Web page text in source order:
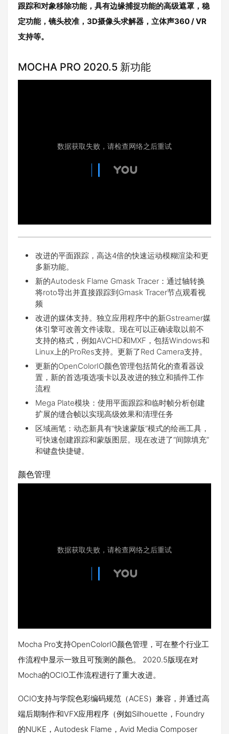
跟踪和对象移除功能，具有边缘捕捉功能的高级遮罩，稳
定功能，镜头校准，3D摄像头求解器，立体声360 / VR
支持等。
MOCHA PRO 2020.5 新功能
改进的平面跟踪，高达4倍的快速运动模糊渲染和更
多新功能。
新的Autodesk Flame Gmask Tracer：通过轴转换
将roto导出并直接跟踪到Gmask Tracer节点观看视
频
改进的媒体支持。独立应用程序中的新Gstreamer媒
体引擎可改善文件读取。现在可以正确读取以前不
支持的格式，例如AVCHD和MXF，包括Windows和
Linux上的ProRes支持。更新了Red Camera支持。
更新的OpenColorIO颜色管理包括简化的查看器设
置，新的首选项选项卡以及改进的独立和插件工作
流程
Mega Plate模块：使用平面跟踪和临时帧分析创建
扩展的缝合帧以实现高级效果和清理任务
区域画笔：动态新具有“快速蒙版”模式的绘画工具，
可快速创建跟踪和蒙版图层。现在改进了“间隙填充”
和键盘快捷键。
颜色管理
Mocha Pro支持OpenColorIO颜色管理，可在整个行业工
作流程中显示一致且可预测的颜色。 2020.5版现在对
Mocha的OCIO工作流程进行了重大改进。
OCIO支持与学院色彩编码规范（ACES）兼容，并通过高
端后期制作和VFX应用程序（例如Silhouette，Foundry
的NUKE，Autodesk Flame，Avid Media Composer